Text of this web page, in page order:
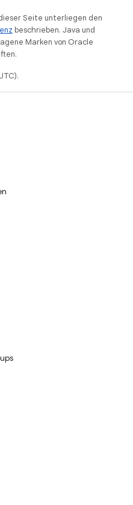
Seite unterliegen den
beschrieben. Java und
Marken von Oracle